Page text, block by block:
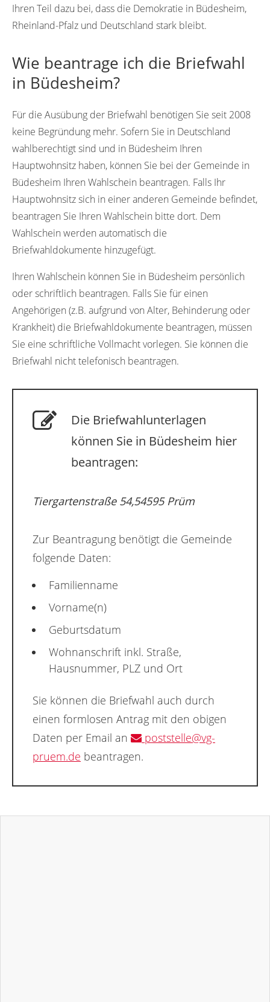
Ihren Teil dazu bei, dass die Demokratie in Büdesheim,
Rheinland-Pfalz und Deutschland stark bleibt.
Wie beantrage ich die Briefwahl
in Büdesheim?
Für die Ausübung der Briefwahl benötigen Sie seit 2008
keine Begründung mehr. Sofern Sie in Deutschland
wahlberechtigt sind und in Büdesheim Ihren
Hauptwohnsitz haben, können Sie bei der Gemeinde in
Büdesheim Ihren Wahlschein beantragen. Falls Ihr
Hauptwohnsitz sich in einer anderen Gemeinde befindet,
beantragen Sie Ihren Wahlschein bitte dort. Dem
Wahlschein werden automatisch die
Briefwahldokumente hinzugefügt.
Ihren Wahlschein können Sie in Büdesheim persönlich
oder schriftlich beantragen. Falls Sie für einen
Angehörigen (z.B. aufgrund von Alter, Behinderung oder
Krankheit) die Briefwahldokumente beantragen, müssen
Sie eine schriftliche Vollmacht vorlegen. Sie können die
Briefwahl nicht telefonisch beantragen.
Die Briefwahlunterlagen
können Sie in Büdesheim hier
beantragen:
Tiergartenstraße 54,54595 Prüm
Zur Beantragung benötigt die Gemeinde
folgende Daten:
Familienname
Vorname(n)
Geburtsdatum
Wohnanschrift inkl. Straße,
Hausnummer, PLZ und Ort
Sie können die Briefwahl auch durch
einen formlosen Antrag mit den obigen
Daten per Email an
poststelle@vg-
pruem.de beantragen.